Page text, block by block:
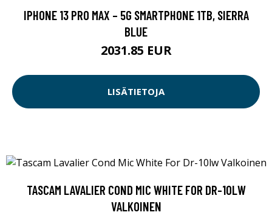
IPHONE 13 PRO MAX – 5G SMARTPHONE 1TB, SIERRA
BLUE
2031.85 EUR
LISÄTIETOJA
TASCAM LAVALIER COND MIC WHITE FOR DR-10LW
VALKOINEN